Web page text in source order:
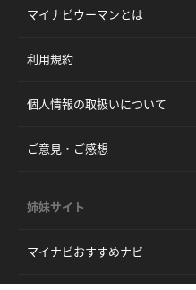
マイナビウーマンとは
利用規約
個人情報の取扱いについて
ご意見・ご感想
姉妹サイト
マイナビおすすめナビ